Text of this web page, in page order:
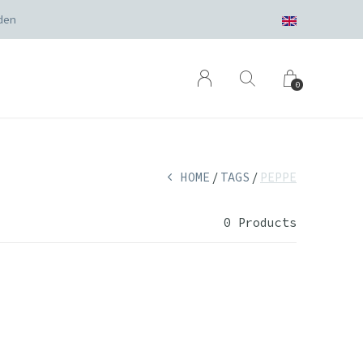
0
HOME TAGS PEPPE
0 Products